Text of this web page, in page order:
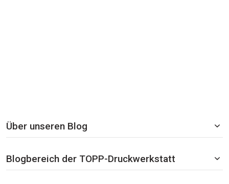
Über unseren Blog
Blogbereich der TOPP-Druckwerkstatt